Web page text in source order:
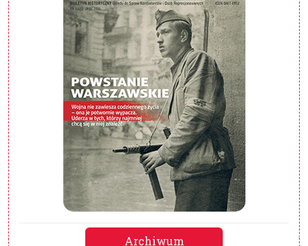
Archiwum